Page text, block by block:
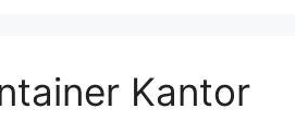
Kantor